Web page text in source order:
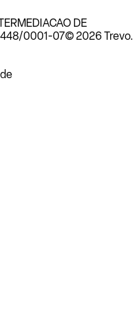
DE
0001-07© 2026 Trevo.